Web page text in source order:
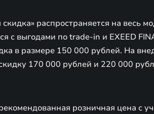
распространяется на весь
с выгодами по trade-in и EXEED
в размере 150 000 рублей. На
170 000 рублей и 220 000
розничная цена с